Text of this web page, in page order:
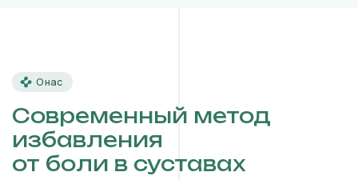
О нас
Современный метод
избавления
от боли в суставах